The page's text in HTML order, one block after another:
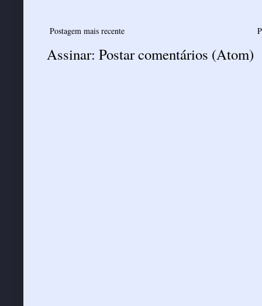
Postagem mais recente
Assinar: Postar comentários (Atom)